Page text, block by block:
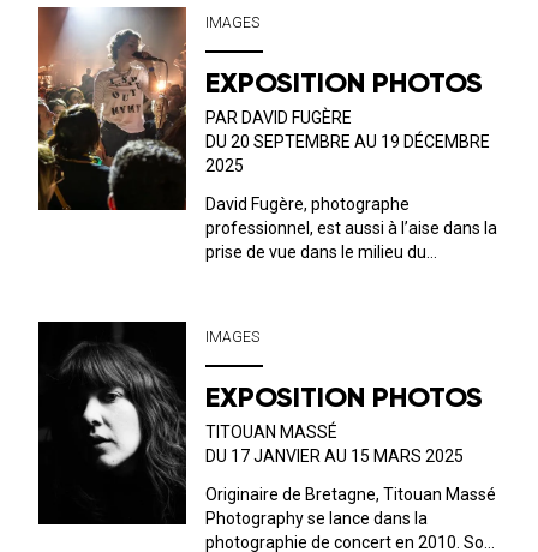
affiches sérigraphiées seront en
vente...
IMAGES
EXPOSITION PHOTOS
PAR DAVID FUGÈRE
DU 20 SEPTEMBRE AU 19 DÉCEMBRE
2025
David Fugère, photographe
professionnel, est aussi à l’aise dans la
prise de vue dans le milieu du
travail de l’ombre mettant en lumière
une par...
IMAGES
EXPOSITION PHOTOS
TITOUAN MASSÉ
DU 17 JANVIER AU 15 MARS 2025
Originaire de Bretagne, Titouan Massé
Photography se lance dans la
photographie de concert en 2010. Son